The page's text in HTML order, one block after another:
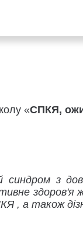
«СПКЯ,
з
здоров'я
, а також